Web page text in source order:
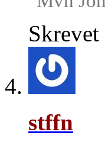
Skrevet
stffn